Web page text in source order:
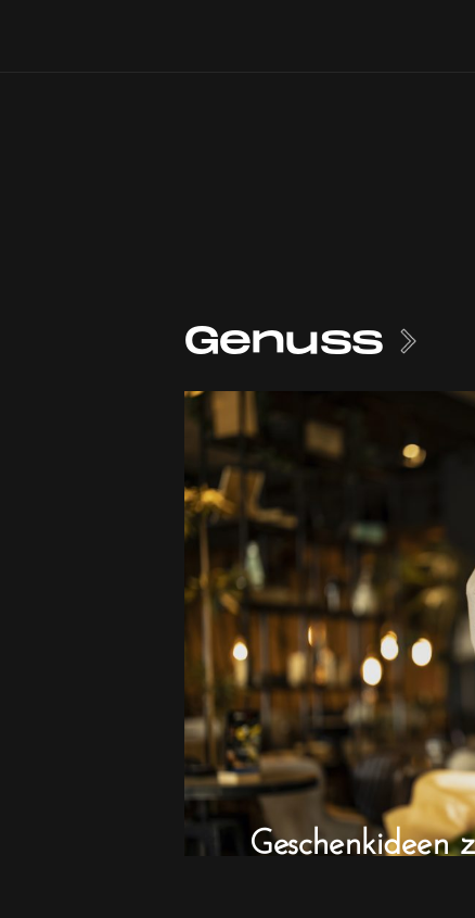
Genuss
Geschenkideen